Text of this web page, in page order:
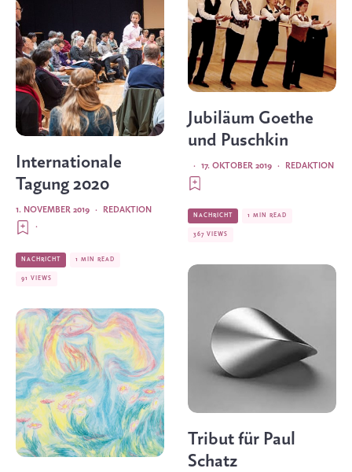
Internationale
Tagung 2020
REDAKTION
·
1. NOVEMBER 2019
·
NACHRICHT 1 MIN READ
91 VIEWS
Jubiläum Goethe
und Puschkin
REDAKTION
·
17. OKTOBER 2019
·
NACHRICHT 1 MIN READ
367 VIEWS
Tribut für Paul
Schatz